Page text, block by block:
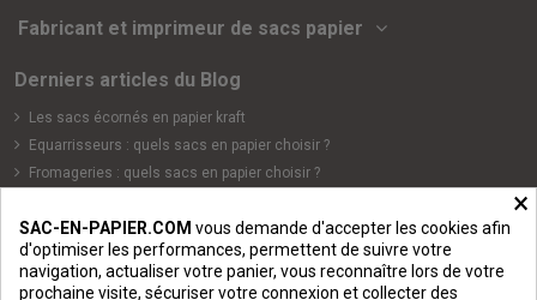
Fabricant et imprimeur de sacs papier
Derniers articles du Blog
Les sacs écornés en papier kraft
Equarrisseurs : quels sacs en papier choisir ?
Fromageries : quels sacs en papier choisir ?
une épicerie ?
Cavistes et vignerons : quels sacs en papier choisir ?
Catégories de sacs papier
×
SAC-EN-PAPIER.COM vous demande d'accepter les cookies afin
d'optimiser les performances, permettent de suivre votre
navigation, actualiser votre panier, vous reconnaître lors de votre
prochaine visite, sécuriser votre connexion et collecter des